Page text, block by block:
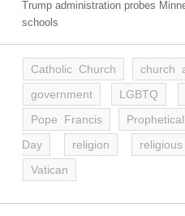
Trump administration probes
schools
Catholic Church church
government
LGBTQ
Pope Francis
Day
religion
Vatican